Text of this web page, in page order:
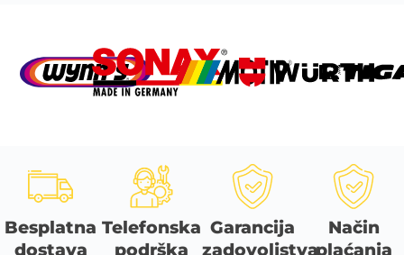
Besplatna
dostava
Telefonska
podrška
Garancija
zadovoljstva
Način
plaćanja